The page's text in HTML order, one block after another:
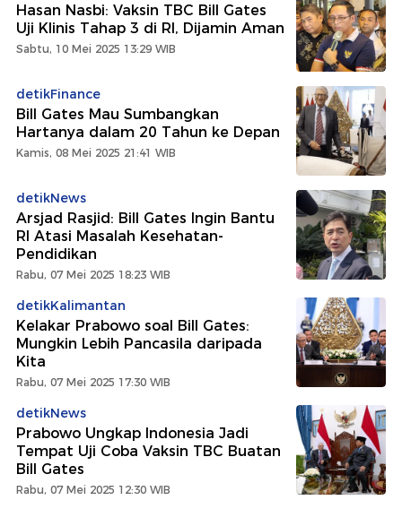
Hasan Nasbi: Vaksin TBC Bill Gates
Uji Klinis Tahap 3 di RI, Dijamin Aman
Sabtu, 10 Mei 2025 13:29 WIB
detikFinance
Bill Gates Mau Sumbangkan
Hartanya dalam 20 Tahun ke Depan
Kamis, 08 Mei 2025 21:41 WIB
detikNews
Arsjad Rasjid: Bill Gates Ingin Bantu
RI Atasi Masalah Kesehatan-
Pendidikan
Rabu, 07 Mei 2025 18:23 WIB
detikKalimantan
Kelakar Prabowo soal Bill Gates:
Mungkin Lebih Pancasila daripada
Kita
Rabu, 07 Mei 2025 17:30 WIB
detikNews
Prabowo Ungkap Indonesia Jadi
Tempat Uji Coba Vaksin TBC Buatan
Bill Gates
Rabu, 07 Mei 2025 12:30 WIB